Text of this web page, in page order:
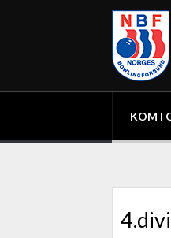
KOM I